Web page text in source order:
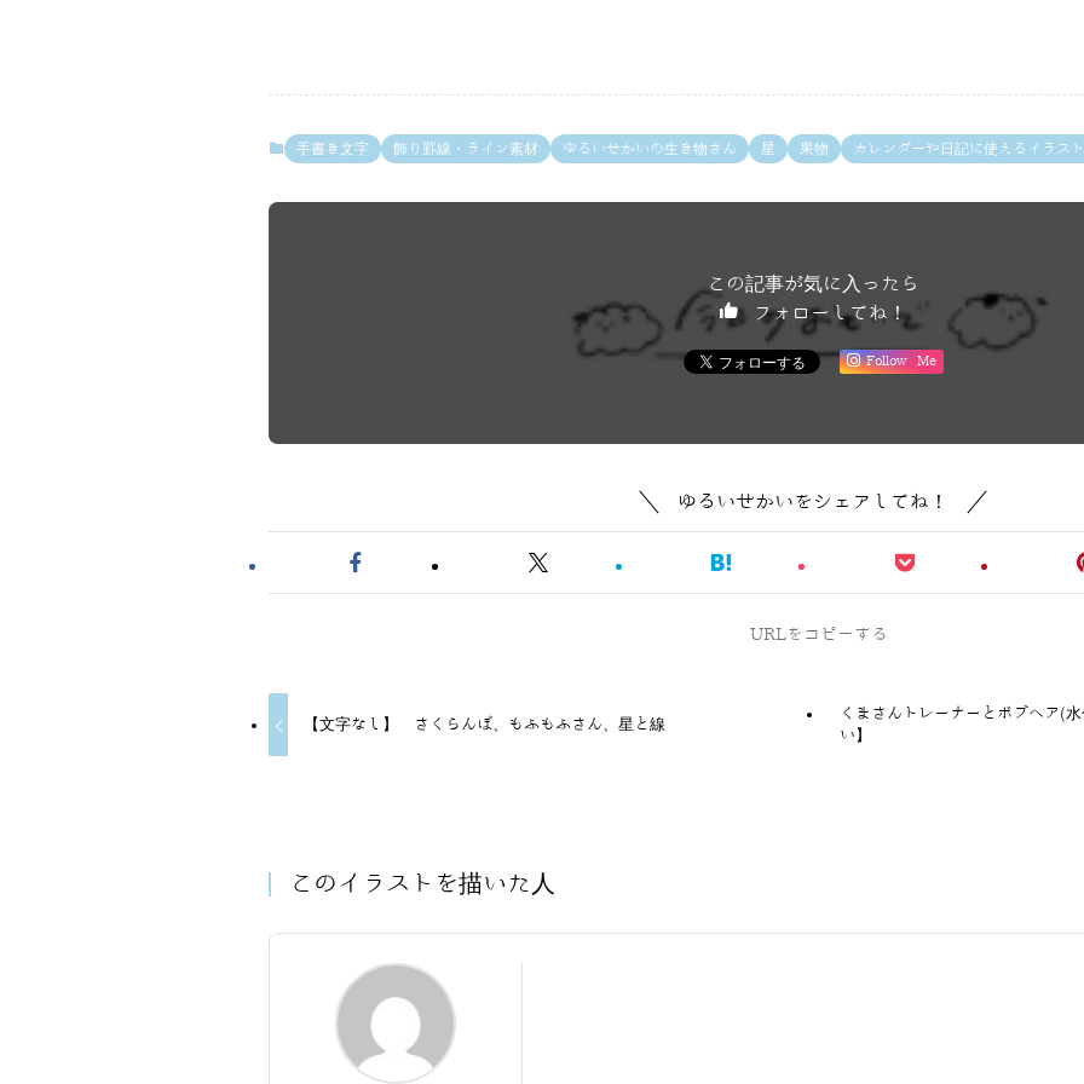
手書き文字 飾り罫線・ライン素材 ゆるいせかいの生き物さん 星 果物 カレンダーや日記に使えるイラス
この記事が気に入ったら
フォローしてね！
Follow Me
ゆるいせかいをシェアしてね！
URLをコピーする
【文字なし】 さくらんぼ、もふもふさん、星と線
くまさんトレーナーとボブヘア(
い】
このイラストを描いた人